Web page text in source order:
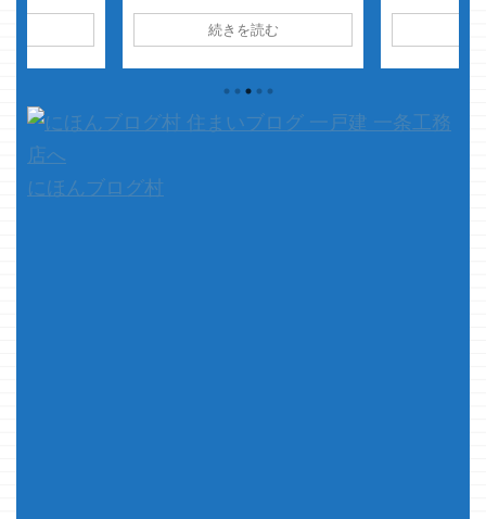
ランバットの
ど、悔しく
今ま
々・・・・
かんだ高い
こで見つけたマスキングテープの
色に一目ぼれｗ あ、買っちゃ
は珍しく、ごあいさつ文と本題に
繋がりがありますｗ 挨拶の通
イイいろだなぁ」とつぶやきなが
ら手に取り、そして購入した 推
続きを読む
ど、歌ってく
です 今回は
にほんブログ村